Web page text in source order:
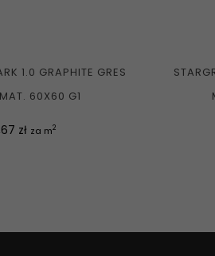
1.0 GRAPHITE GRES
60X60 G1
zł za m2